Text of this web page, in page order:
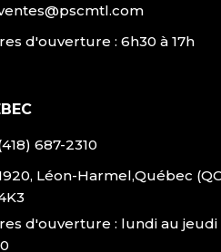
d'ouverture : 6h30 à 17h
687-2310
Léon-Harmel,Québec
d'ouverture : lundi au jeudi